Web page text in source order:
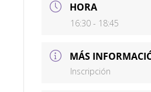
HORA
16:30 - 18:45
MÁS
Inscripción